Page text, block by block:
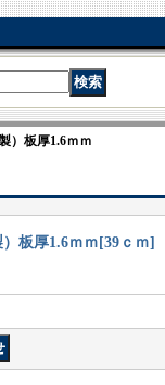
）板厚1.6ｍｍ
板厚1.6ｍｍ [39ｃｍ]